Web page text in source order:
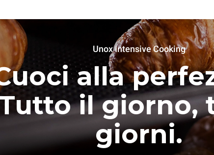
Unox Intensive Cooking
alla
il giorno,
giorni.